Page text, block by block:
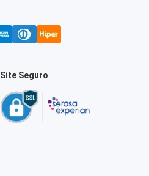
Site Seguro